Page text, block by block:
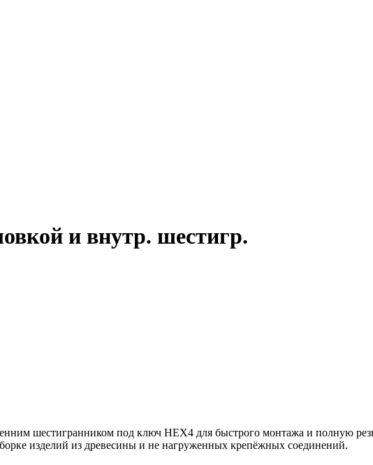
и внутр. шестигр.
шестигранником под ключ HEX4 для быстрого монтажа и полную
изделий из древесины и не нагруженных крепёжных соединений.